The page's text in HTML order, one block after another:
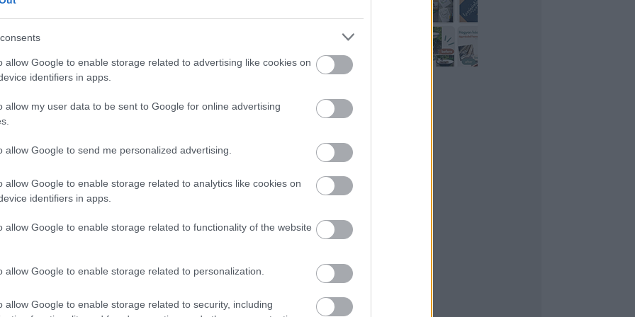
allow Google to enable storage related to advertising like cookies on
identifiers in apps.
allow my user data to be sent to Google for online advertising
allow Google to send me personalized advertising.
allow Google to enable storage related to analytics like cookies on
identifiers in apps.
allow Google to enable storage related to functionality of the website
allow Google to enable storage related to personalization.
allow Google to enable storage related to security, including
CÍMKÉK
advent (144)
art export(82)
diy (383)
fenntarthatóság(71)
festés( 174)
fonal (73)
gyerekjáték( 73)
hobbyművész(81)